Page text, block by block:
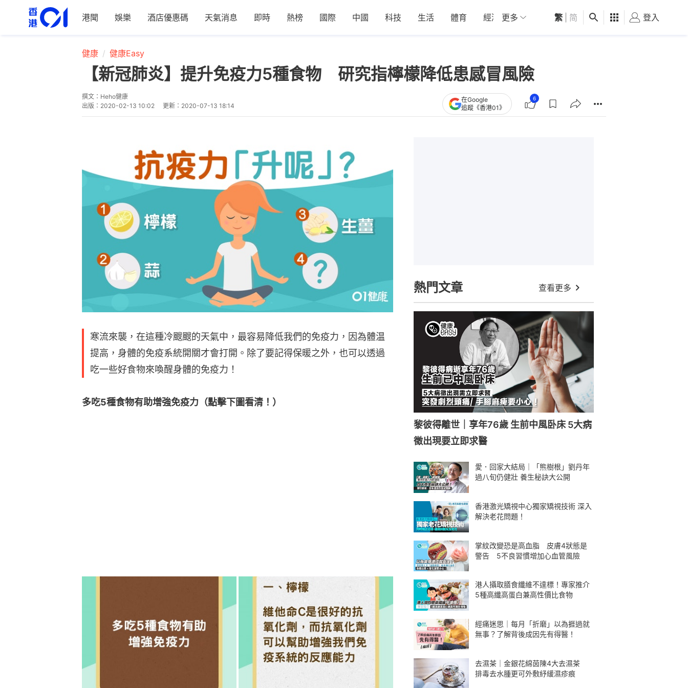
港聞 娛樂 酒店優惠碼 天氣消息 即時 熱榜 國際 中國 科技 生活 體育 經濟 01深圳 觀點 健康 好食玩飛
更多 繁 简 登入
健康 健康Easy
【新冠肺炎】提升免疫力5種食物 研究指檸檬降低患感冒風險
撰文： Heho健康
出版： 2020-02-13 10:02 更新： 2020-07-13 18:14
在Google
追蹤《香港01》
6
寒流來襲，在這種冷颼颼的天氣中，最容易降低我們的免疫力，因為體温
提高，身體的免疫系統開關才會打開。除了要記得保暖之外，也可以透過
吃一些好食物來喚醒身體的免疫力！
多吃5種食物有助增強免疫力（點擊下圖看清！）
熱門文章 查看更多
黎彼得離世｜享年76歲 生前中風卧床 5大病
徵出現要立即求醫
愛．回家大結局｜「熊樹根」劉丹年
過八旬仍健壯 養生秘訣大公開
香港激光矯視中心獨家矯視技術 深入
解決老花問題！
掌紋改變恐是高血脂 皮膚4狀態是
警告 5不良習慣增加心血管風險
港人攝取膳食纖維不達標！專家推介
5種高纖高蛋白兼高性價比食物
經痛迷思｜每月「折磨」以為捱過就
無事？了解背後成因先有得醫！
去濕茶｜金銀花綿茵陳4大去濕茶
排毒去水腫更可外敷紓緩濕疹痕